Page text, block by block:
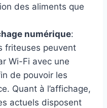
des aliments que
numérique:
friteuses peuvent
Wi-Fi avec une
de pouvoir les
Quant à l’affichage,
actuels disposent